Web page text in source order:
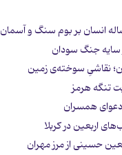
انسان بر بوم سنگ و آسمان
سایه جنگ سودان
نقاشیِ سوخته‌ی زمین
تنگه هرمز
اربعین در کربلا
حسینی از مرز مهران